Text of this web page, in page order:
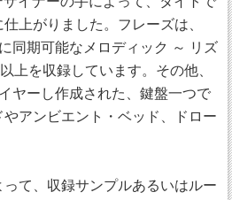
上がりました。フレーズは、
同期可能なメロディック ～ リズ
上を収録しています。その他、
ヤーし作成された、鍵盤一つで
アンビエント・ベッド、ドロー
て、収録サンプルあるいはルー